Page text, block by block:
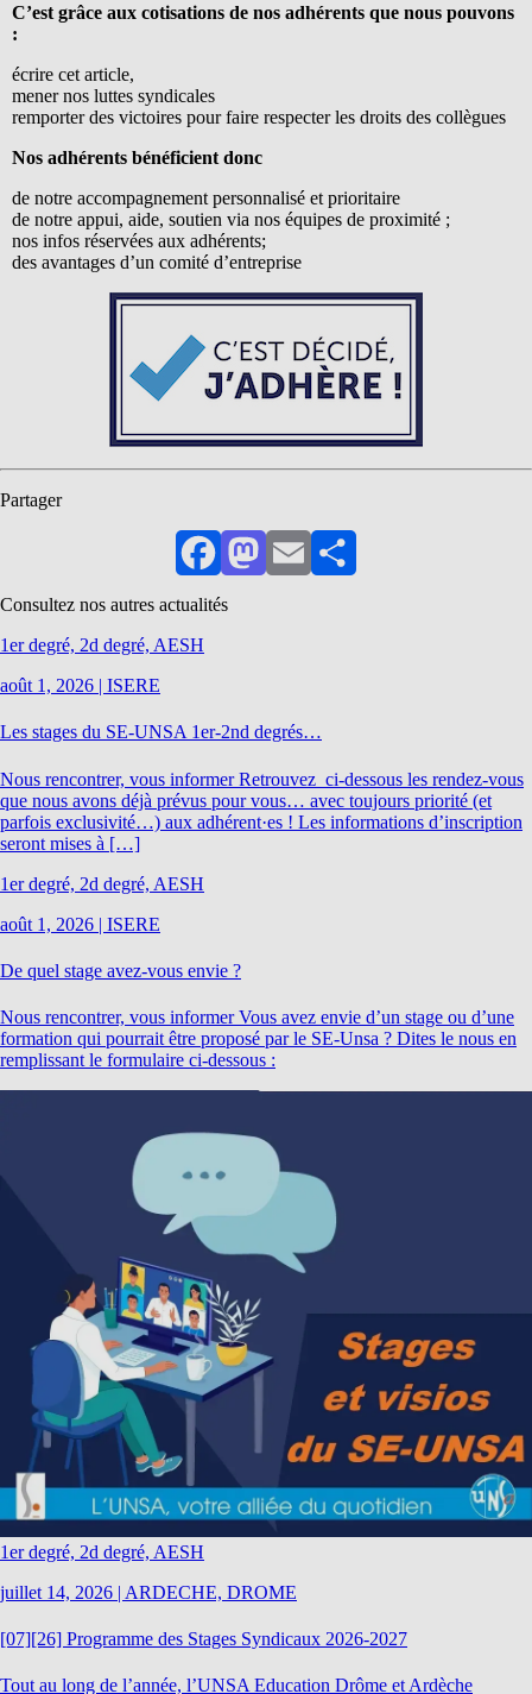
C’est grâce aux cotisations de nos adhérents que nous pouvons
:
écrire cet article,
mener nos luttes syndicales
remporter des victoires pour faire respecter les droits des collègues
Nos adhérents bénéficient donc
de notre accompagnement personnalisé et prioritaire
de notre appui, aide, soutien via nos équipes de proximité ;
nos infos réservées aux adhérents;
des avantages d’un comité d’entreprise
Partager
FacebookMastodon
EmailPartager
Consultez nos autres actualités
1er degré, 2d degré, AESH
août 1, 2026 | ISERE
Les stages du SE-UNSA 1er-2nd degrés…
Nous rencontrer, vous informer Retrouvez ci-dessous les rendez-vous
que nous avons déjà prévus pour vous… avec toujours priorité (et
parfois exclusivité…) aux adhérent·es ! Les informations d’inscription
seront mises à […]
1er degré, 2d degré, AESH
août 1, 2026 | ISERE
De quel stage avez-vous envie ?
Nous rencontrer, vous informer Vous avez envie d’un stage ou d’une
formation qui pourrait être proposé par le SE-Unsa ? Dites le nous en
remplissant le formulaire ci-dessous :
1er degré, 2d degré, AESH
juillet 14, 2026 | ARDECHE, DROME
[07][26] Programme des Stages Syndicaux 2026-2027
Tout au long de l’année, l’UNSA Education Drôme et Ardèche